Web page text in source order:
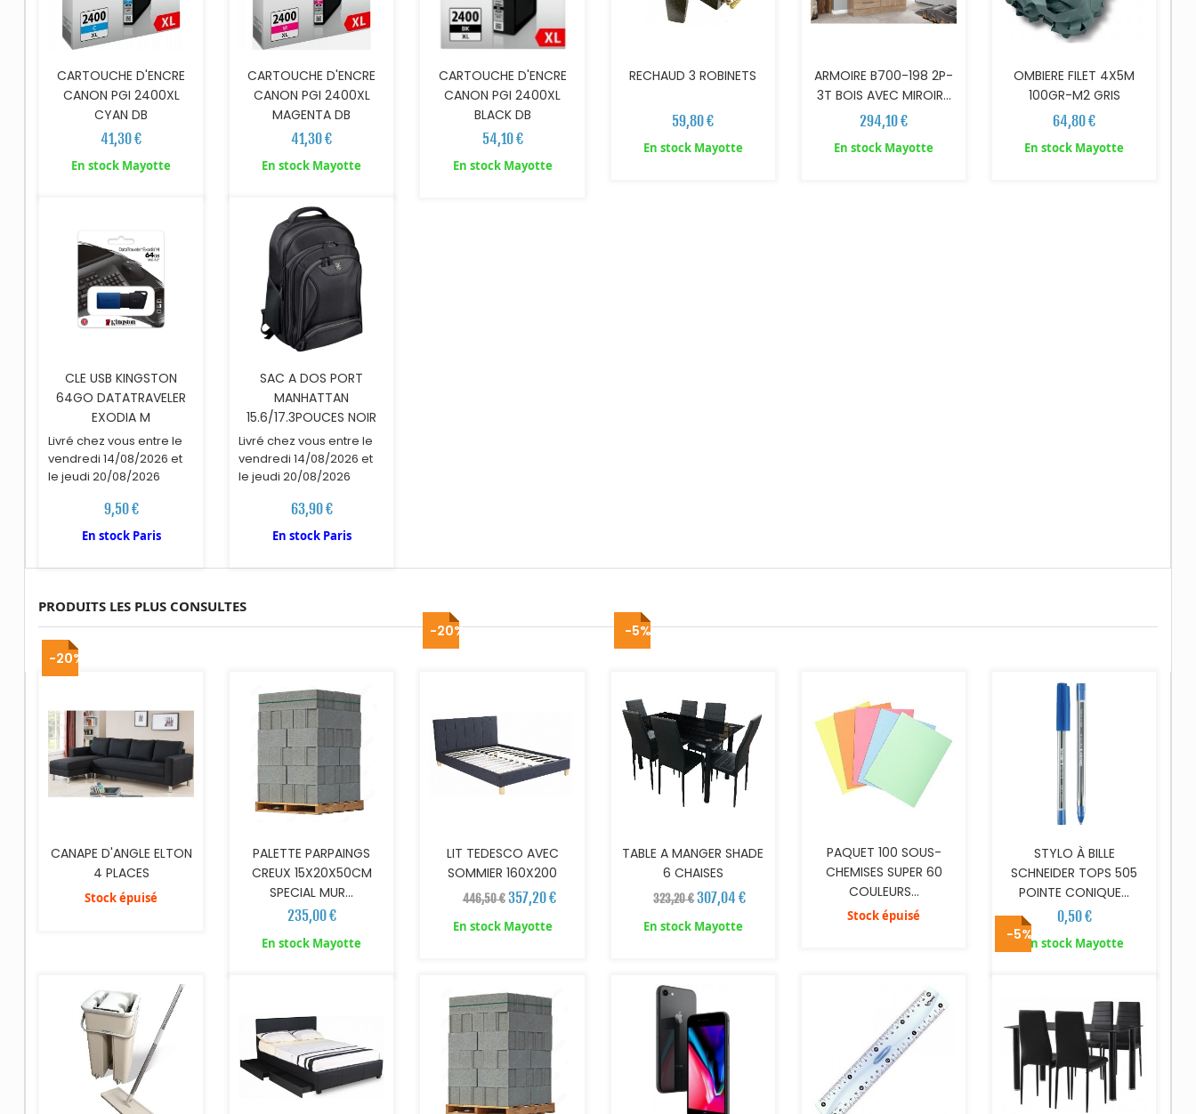
CARTOUCHE D'ENCRE
CANON PGI 2400XL
CYAN DB
41,30 €
En stock Mayotte
CARTOUCHE D'ENCRE
CANON PGI 2400XL
MAGENTA DB
41,30 €
En stock Mayotte
CARTOUCHE D'ENCRE
CANON PGI 2400XL
BLACK DB
54,10 €
En stock Mayotte
RECHAUD 3 ROBINETS
59,80 €
En stock Mayotte
ARMOIRE B700-198 2P-
3T BOIS AVEC MIROIR...
294,10 €
En stock Mayotte
OMBIERE FILET 4X5M
100GR-M2 GRIS
64,80 €
En stock Mayotte
AJOUTER AU PANIER
CLE USB KINGSTON
64GO DATATRAVELER
EXODIA M
Livré chez vous entre le
vendredi 14/08/2026 et
le jeudi 20/08/2026
9,50 €
En stock Paris
AJOUTER AU PANIER
SAC A DOS PORT
MANHATTAN
15.6/17.3POUCES NOIR
Livré chez vous entre le
vendredi 14/08/2026 et
le jeudi 20/08/2026
63,90 €
En stock Paris
PRODUITS LES PLUS CONSULTES
-20%
CANAPE D'ANGLE ELTON
4 PLACES
Stock épuisé
PALETTE PARPAINGS
CREUX 15X20X50CM
SPECIAL MUR...
235,00 €
En stock Mayotte
-20%
LIT TEDESCO AVEC
SOMMIER 160X200
446,50 € 357,20 €
En stock Mayotte
-5%
TABLE A MANGER SHADE
6 CHAISES
323,20 €307,04 €
En stock Mayotte
PAQUET 100 SOUS-
CHEMISES SUPER 60
COULEURS...
Stock épuisé
STYLO À BILLE
SCHNEIDER TOPS 505
POINTE CONIQUE...
0,50 €
En stock Mayotte
AJOUTER AU PANIER AJOUTER AU PANIER -5% AJOUTER AU PANIER